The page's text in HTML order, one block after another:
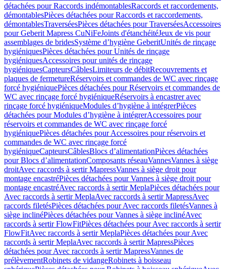
détachées pour Raccords indémontablesRaccords et raccordements,
démontablesPièces détachées pour Raccords et raccordements,
démontablesTraverséesPièces détachées pour TraverséesAccessoires
pour Geberit Mapress CuNiFeJoints d'étanchéitéJeux de vis pour
assemblages de bridesSystème d’hygiène GeberitUnités de rinçage
hygiéniquesPièces détachées pour Unités de rinçage
hygiéniquesAccessoires pour unités de rinçage
hygiéniquesCapteursCâblesLimiteurs de débitRecouvrements et
plaques de fermetureRéservoirs et commandes de WC avec rinçage
forcé hygiéniquePièces détachées pour Réservoirs et commandes de
WC avec rinçage forcé hygiéniqueRéservoirs à encastrer avec
rinçage forcé hygiéniqueModules d’hygiène à intégrerPièces
détachées pour Modules d’hygiène à intégrerAccessoires pour
réservoirs et commandes de WC avec rinçage forcé
hygiéniquePièces détachées pour Accessoires pour réservoirs et
commandes de WC avec rinçage forcé
hygiéniqueCapteursCâblesBlocs d’alimentationPièces détachées
pour Blocs d’alimentationComposants réseauVannesVannes à siège
droitAvec raccords à sertir MapressVannes à siège droit pour
montage encastréPièces détachées pour Vannes à siège droit pour
montage encastréAvec raccords à sertir MeplaPièces détachées pour
Avec raccords à sertir MeplaAvec raccords à sertir MapressAvec
raccords filetésPièces détachées pour Avec raccords filetésVannes à
siège inclinéPièces détachées pour Vannes à siège inclinéAvec
raccords à sertir FlowFitPièces détachées pour Avec raccords à sertir
FlowFitAvec raccords à sertir MeplaPièces détachées pour Avec
raccords à sertir MeplaAvec raccords à sertir MapressPièces
détachées pour Avec raccords à sertir MapressVannes de
prélèvementRobinets de vidangeRobinets à boisseau